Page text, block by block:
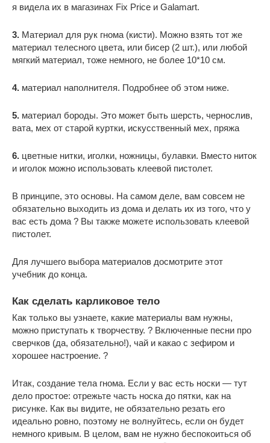
я видела их в магазинах Fix Price и Galamart.
3. Материал для рук гнома (кисти). Можно взять тот же
материал телесного цвета, или бисер (2 шт.), или любой
мягкий материал, тоже немного, не более 10*10 см.
4. материал наполнителя. Подробнее об этом ниже.
5. материал бороды. Это может быть шерсть, чернослив,
вата, мех от старой куртки, искусственный мех, пряжа
6. цветные нитки, иголки, ножницы, булавки. Вместо ниток
и иголок можно использовать клеевой пистолет.
В принципе, это основы. На самом деле, вам совсем не
обязательно выходить из дома и делать их из того, что у
вас есть дома ? Вы также можете использовать клеевой
пистолет.
Для лучшего выбора материалов досмотрите этот
учебник до конца.
Как сделать карликовое тело
Как только вы узнаете, какие материалы вам нужны,
можно приступать к творчеству. ? Включенные песни про
сверчков (да, обязательно!), чай и какао с зефиром и
хорошее настроение. ?
Итак, создание тела гнома. Если у вас есть носки — тут
дело простое: отрежьте часть носка до пятки, как на
рисунке. Как вы видите, не обязательно резать его
идеально ровно, поэтому не волнуйтесь, если он будет
немного кривым. В целом, вам не нужно беспокоиться об